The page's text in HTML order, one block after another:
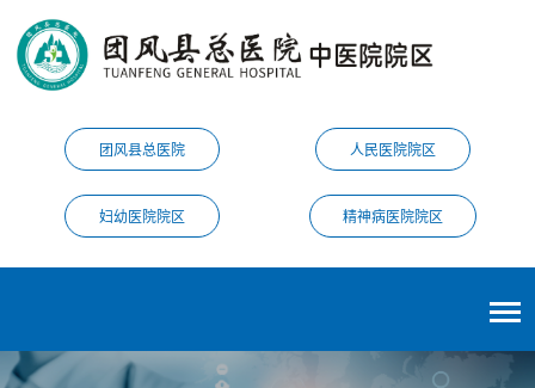
团风县总医院 人民医院院区
妇幼医院院区 精神病医院院区